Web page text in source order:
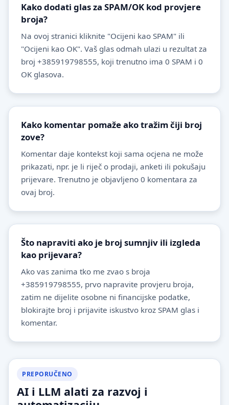
Kako dodati glas za SPAM/OK kod provjere
broja?
Na ovoj stranici kliknite "Ocijeni kao SPAM" ili
"Ocijeni kao OK". Vaš glas odmah ulazi u rezultat za
broj +385919798555, koji trenutno ima 0 SPAM i 0
OK glasova.
Kako komentar pomaže ako tražim čiji broj
zove?
Komentar daje kontekst koji sama ocjena ne može
prikazati, npr. je li riječ o prodaji, anketi ili pokušaju
prijevare. Trenutno je objavljeno 0 komentara za
ovaj broj.
Što napraviti ako je broj sumnjiv ili izgleda
kao prijevara?
Ako vas zanima tko me zvao s broja
+385919798555, prvo napravite provjeru broja,
zatim ne dijelite osobne ni financijske podatke,
blokirajte broj i prijavite iskustvo kroz SPAM glas i
komentar.
PREPORUČENO
AI i LLM alati za razvoj i